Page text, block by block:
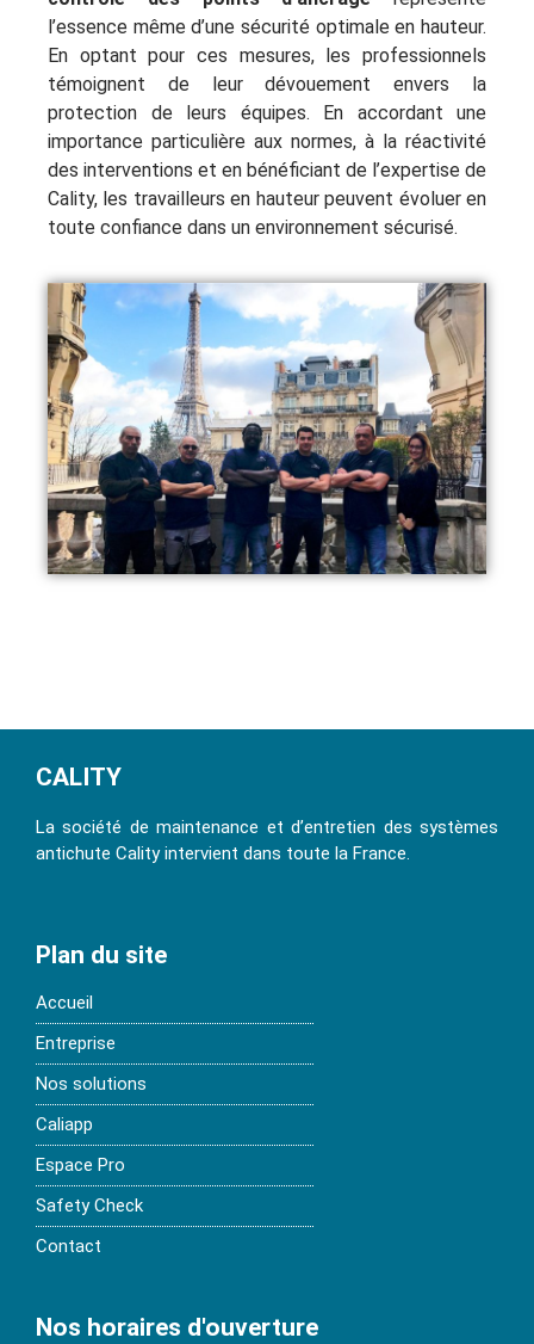
l’essence même d’une sécurité optimale en hauteur.
En optant pour ces mesures, les professionnels
témoignent de leur dévouement envers la
protection de leurs équipes. En accordant une
importance particulière aux normes, à la réactivité
des interventions et en bénéficiant de l’expertise de
Cality, les travailleurs en hauteur peuvent évoluer en
toute confiance dans un environnement sécurisé.
CALITY
La société de maintenance et d’entretien des systèmes
antichute Cality intervient dans toute la France.
Plan du site
Accueil
Entreprise
Nos solutions
Caliapp
Espace Pro
Safety Check
Contact
Nos horaires d'ouverture